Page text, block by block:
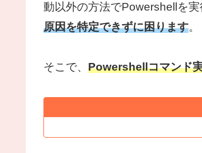
動以外の方法でPowershellを実
原因を特定できずに困ります。
そこで、 Powershellコマンド